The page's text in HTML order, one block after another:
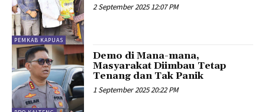
PEMKAB KAPUAS
2 September 2025 12:07 PM
Demo di Mana-mana,
Masyarakat Diimbau Tetap
Tenang dan Tak Panik
1 September 2025 20:22 PM